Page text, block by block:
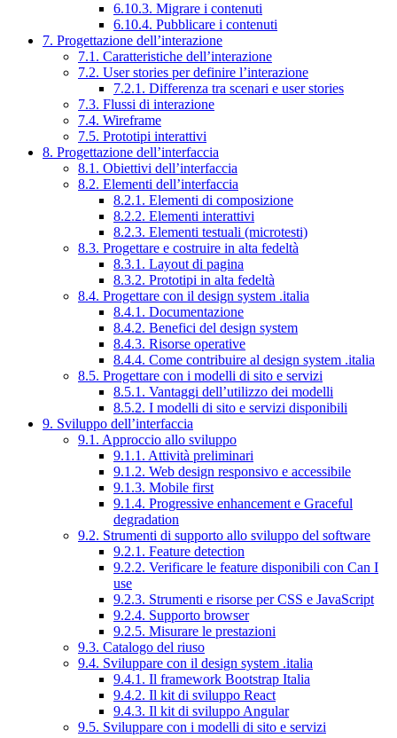
6.10.3. Migrare i contenuti
6.10.4. Pubblicare i contenuti
7. Progettazione dell’interazione
7.1. Caratteristiche dell’interazione
7.2. User stories per definire l’interazione
7.2.1. Differenza tra scenari e user stories
7.3. Flussi di interazione
7.4. Wireframe
7.5. Prototipi interattivi
8. Progettazione dell’interfaccia
8.1. Obiettivi dell’interfaccia
8.2. Elementi dell’interfaccia
8.2.1. Elementi di composizione
8.2.2. Elementi interattivi
8.2.3. Elementi testuali (microtesti)
8.3. Progettare e costruire in alta fedeltà
8.3.1. Layout di pagina
8.3.2. Prototipi in alta fedeltà
8.4. Progettare con il design system .italia
8.4.1. Documentazione
8.4.2. Benefici del design system
8.4.3. Risorse operative
8.4.4. Come contribuire al design system .italia
8.5. Progettare con i modelli di sito e servizi
8.5.1. Vantaggi dell’utilizzo dei modelli
8.5.2. I modelli di sito e servizi disponibili
9. Sviluppo dell’interfaccia
9.1. Approccio allo sviluppo
9.1.1. Attività preliminari
9.1.2. Web design responsivo e accessibile
9.1.3. Mobile first
9.1.4. Progressive enhancement e Graceful
degradation
9.2. Strumenti di supporto allo sviluppo del software
9.2.1. Feature detection
9.2.2. Verificare le feature disponibili con Can I
use
9.2.3. Strumenti e risorse per CSS e JavaScript
9.2.4. Supporto browser
9.2.5. Misurare le prestazioni
9.3. Catalogo del riuso
9.4. Sviluppare con il design system .italia
9.4.1. Il framework Bootstrap Italia
9.4.2. Il kit di sviluppo React
9.4.3. Il kit di sviluppo Angular
9.5. Sviluppare con i modelli di sito e servizi